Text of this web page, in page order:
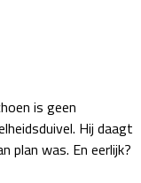
is geen
Hij daagt
plan was. En eerlijk?